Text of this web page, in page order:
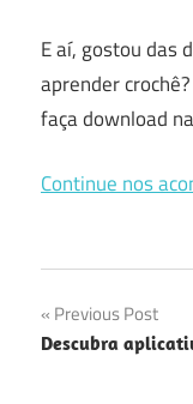
E aí, gostou das
aprender
faça download na
Continue nos
Navegação
de
Previous Post
Descubra